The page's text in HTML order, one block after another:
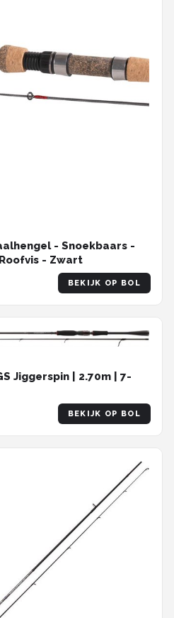
- Snoekbaars -
- Zwart
BEKIJK OP BOL
Jiggerspin | 2.70m | 7-
BEKIJK OP BOL